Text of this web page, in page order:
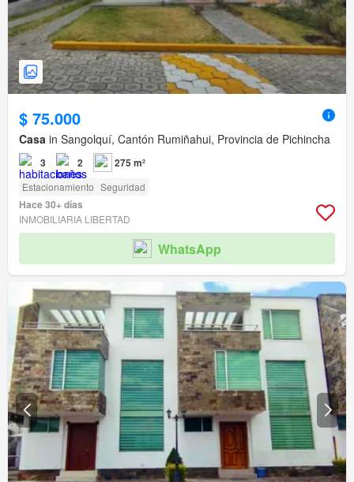
$ 75.000
Casa in Sangolquí, Cantón Rumiñahui, Provincia de Pichincha
3 2 275 m²
Estacionamiento Seguridad
Hace 30+ días
INMOBILIARIA LIBERTAD
WhatsApp